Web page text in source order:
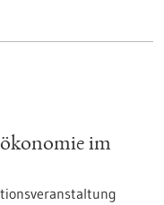
im